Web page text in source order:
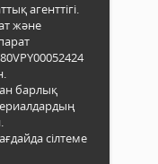
агенттігі.
және
барлық
сілтеме